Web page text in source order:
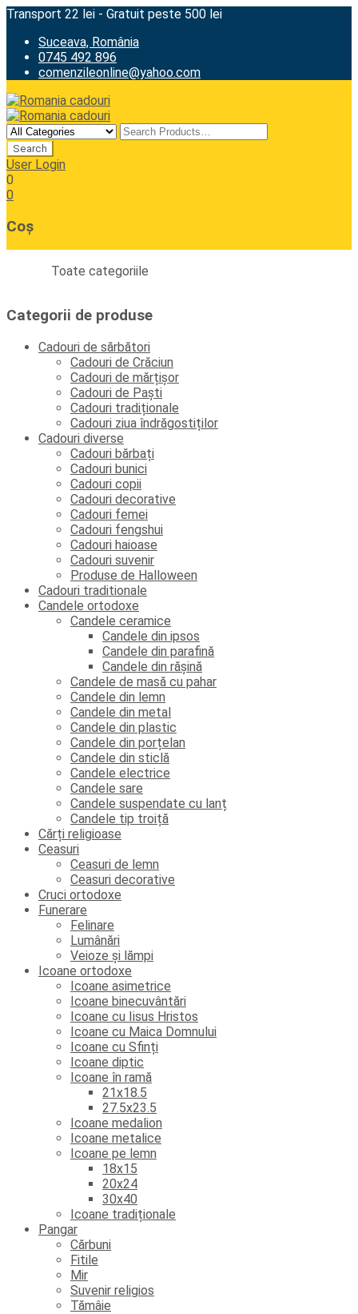
Transport 22 lei - Gratuit peste 500 lei
Suceava, România
0745 492 896
comenzileonline@yahoo.com
User Login
0
0
Coș
Toate categoriile
Categorii de produse
Cadouri de sărbători
Cadouri de Crăciun
Cadouri de mărțișor
Cadouri de Paști
Cadouri tradiționale
Cadouri ziua îndrăgostiților
Cadouri diverse
Cadouri bărbați
Cadouri bunici
Cadouri copii
Cadouri decorative
Cadouri femei
Cadouri fengshui
Cadouri haioase
Cadouri suvenir
Produse de Halloween
Cadouri traditionale
Candele ortodoxe
Candele ceramice
Candele din ipsos
Candele din parafină
Candele din rășină
Candele de masă cu pahar
Candele din lemn
Candele din metal
Candele din plastic
Candele din porțelan
Candele din sticlă
Candele electrice
Candele sare
Candele suspendate cu lanț
Candele tip troiță
Cărți religioase
Ceasuri
Ceasuri de lemn
Ceasuri decorative
Cruci ortodoxe
Funerare
Felinare
Lumânări
Veioze și lămpi
Icoane ortodoxe
Icoane asimetrice
Icoane binecuvântări
Icoane cu Iisus Hristos
Icoane cu Maica Domnului
Icoane cu Sfinți
Icoane diptic
Icoane în ramă
21x18.5
27.5x23.5
Icoane medalion
Icoane metalice
Icoane pe lemn
18x15
20x24
30x40
Icoane tradiționale
Pangar
Cărbuni
Fitile
Mir
Suvenir religios
Tămâie